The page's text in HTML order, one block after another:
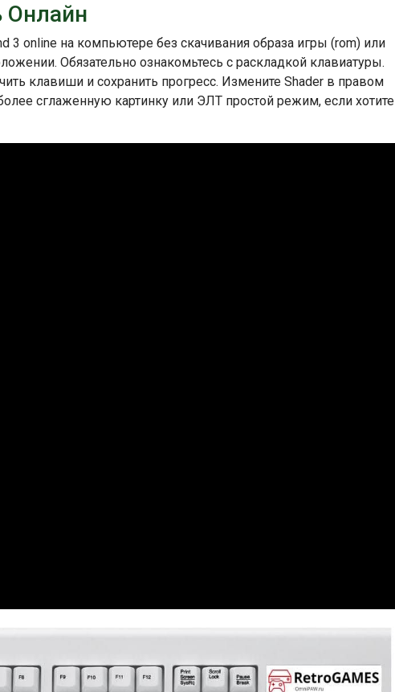
Онлайн
3 online на компьютере без скачивания образа игры (rom) или
Обязательно ознакомьтесь с раскладкой клавиатуры.
клавиши и сохранить прогресс. Измените Shader в правом
сглаженную картинку или ЭЛТ простой режим, если хотите